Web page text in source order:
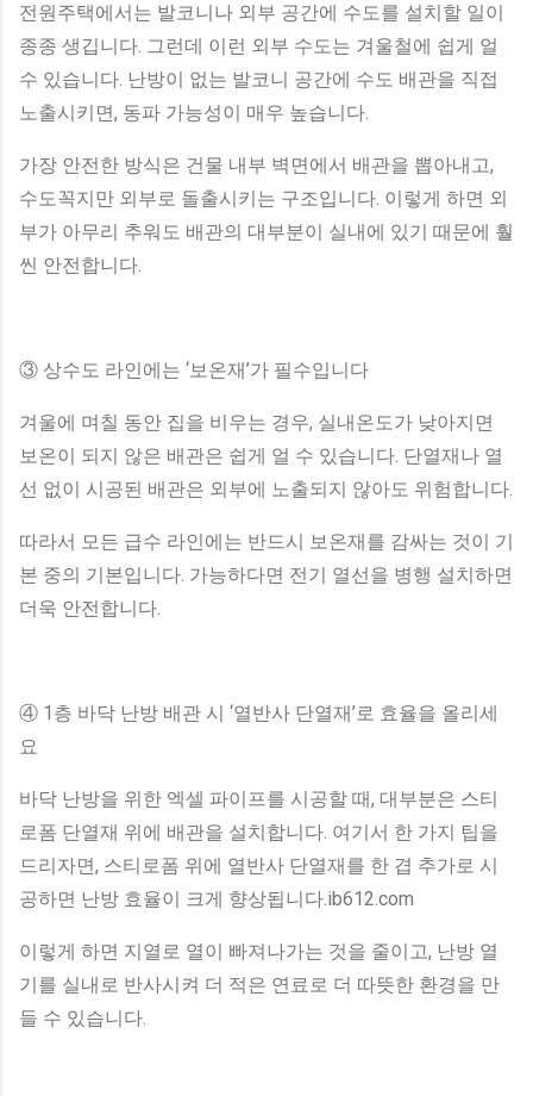
전원주택에서는 발코니나 외부 공간에 수도를 설치할 일이
종종 생깁니다. 그런데 이런 외부 수도는 겨울철에 쉽게 얼
수 있습니다. 난방이 없는 발코니 공간에 수도 배관을 직접
노출시키면, 동파 가능성이 매우 높습니다.
가장 안전한 방식은 건물 내부 벽면에서 배관을 뽑아내고,
수도꼭지만 외부로 돌출시키는 구조입니다. 이렇게 하면 외
부가 아무리 추워도 배관의 대부분이 실내에 있기 때문에 훨
씬 안전합니다.
③ 상수도 라인에는 ‘보온재’가 필수입니다
겨울에 며칠 동안 집을 비우는 경우, 실내온도가 낮아지면
보온이 되지 않은 배관은 쉽게 얼 수 있습니다. 단열재나 열
선 없이 시공된 배관은 외부에 노출되지 않아도 위험합니다.
따라서 모든 급수 라인에는 반드시 보온재를 감싸는 것이 기
본 중의 기본입니다. 가능하다면 전기 열선을 병행 설치하면
더욱 안전합니다.
④ 1층 바닥 난방 배관 시 ‘열반사 단열재’로 효율을 올리세
요
바닥 난방을 위한 엑셀 파이프를 시공할 때, 대부분은 스티
로폼 단열재 위에 배관을 설치합니다. 여기서 한 가지 팁을
드리자면, 스티로폼 위에 열반사 단열재를 한 겹 추가로 시
공하면 난방 효율이 크게 향상됩니다.ib612.com
이렇게 하면 지열로 열이 빠져나가는 것을 줄이고, 난방 열
기를 실내로 반사시켜 더 적은 연료로 더 따뜻한 환경을 만
들 수 있습니다.